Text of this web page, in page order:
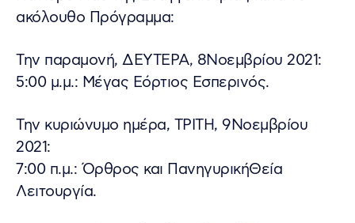
ακόλουθο Πρόγραμμα:
Την παραμονή, ΔΕΥΤΕΡΑ, 8Νοεμβρίου 2021:
5:00 μ.μ.: Μέγας Εόρτιος Εσπερινός.
Την κυριώνυμο ημέρα, ΤΡΙΤΗ, 9Νοεμβρίου
2021:
7:00 π.μ.: Όρθρος και ΠανηγυρικήΘεία
Λειτουργία.